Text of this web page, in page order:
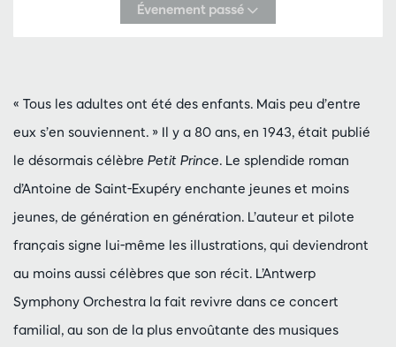
Évenement passé
« Tous les adultes ont été des enfants. Mais peu d’entre
eux s’en souviennent. » Il y a 80 ans, en 1943, était publié
le désormais célèbre Petit Prince. Le splendide roman
d’Antoine de Saint-Exupéry enchante jeunes et moins
jeunes, de génération en génération. L’auteur et pilote
français signe lui-même les illustrations, qui deviendront
au moins aussi célèbres que son récit. L’Antwerp
Symphony Orchestra la fait revivre dans ce concert
familial, au son de la plus envoûtante des musiques